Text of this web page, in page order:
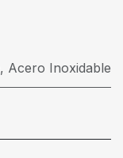
, Acero Inoxidable